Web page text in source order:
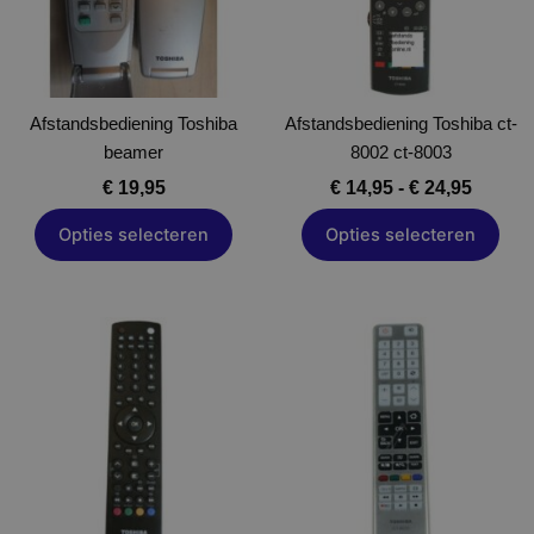
Afstandsbediening Toshiba
beamer
€19,95
Opties selecteren
optie
kan
gekozen
worden
op
de
productpagina
Afstandsbediening Toshiba ct-
8002 ct-8003
€14,95 - €24,95
Opties selecteren
Deze
optie
kan
gekozen
worden
op
de
productpagina
Dit
product
heeft
meerdere
variaties.
Deze
optie
Dit
product
heeft
meerdere
variaties.
Deze
optie